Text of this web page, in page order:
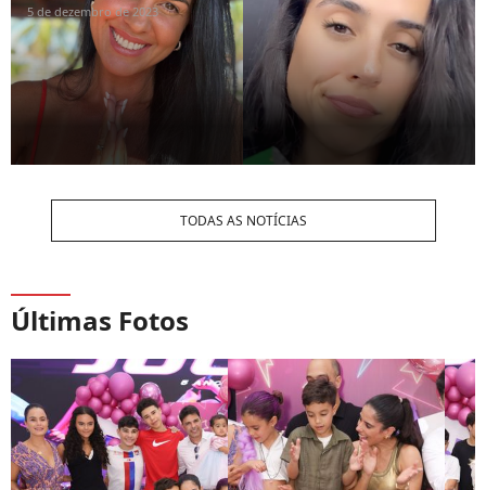
5 de dezembro de 2023
TODAS AS NOTÍCIAS
Últimas Fotos